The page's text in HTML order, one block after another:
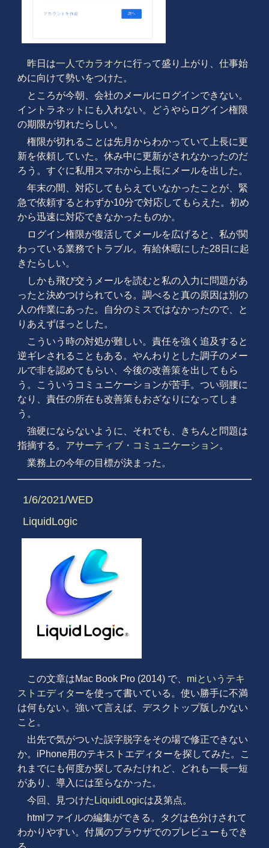
昨日は一人でカラオケに行って盛り上がり、仕事始
めに向けて勢いをつけた。
ところが今朝、会社のメールにログインできない。
イントラネットにも入れない。どうやらログイン権限
の期限が切れたらしい。
権限が切れることは先月からわかっていて上長に更
新を依頼していた。休み中に更新がされなかったのだ
ろう。すぐに私用スマホから上長にメールを出した。
年末の間、対応してもらえていなかったことが、緊
急で依頼するとわずか10分で対応してもらえた。初め
から迅速に対応できなかったものか。
ログイン権限が復活してメールを広げると、私が関
わっている業務でトラブル。有給休暇にした28日に起
きたらしい。
しかも飛び交うメールを読むと私の入力に問題があ
ったと決めつけられている。調べると真の原因は別の
人の作業にあった。自分のミスではなかったので、と
りあえずほっとした。
こういう時の対処が難しい。責任を強く追及すると
逆ギレされることもある。やんわりとした調子のメー
ルで非を認めてもらい、今後の改善策を出してもら
う。こういうコミュニケーションが苦手。つい弱腰に
なり、責任の所在も改善策もおざなりになってしま
う。
強硬にならないように、それでも、きちんと問題は
指摘する。 アサーティブ・コミュニケーション。
業務上の今年の目標が決まった。
1/6/2021/WED
LiquidLogic
この文章はMac Book Pro (2014) で、 miというテキ
ストエディターを使って書いている。使い勝手に不満
は何もない。強いて言えば、デスクトップ版しかない
こと。
出先で気がついた誤字脱字をその場で修正できない
か。iPhone用のテキストエディターを探してみた。こ
れまでにも何度か探してみたけれど、どれも一長一短
があり、導入には至らなかった。
今回、見つけた LiquidLogicは及第点。
htmlファイルの編集ができる。タグは色分けされて
わかりやすい。付属のブラウザでのプレビューもでき